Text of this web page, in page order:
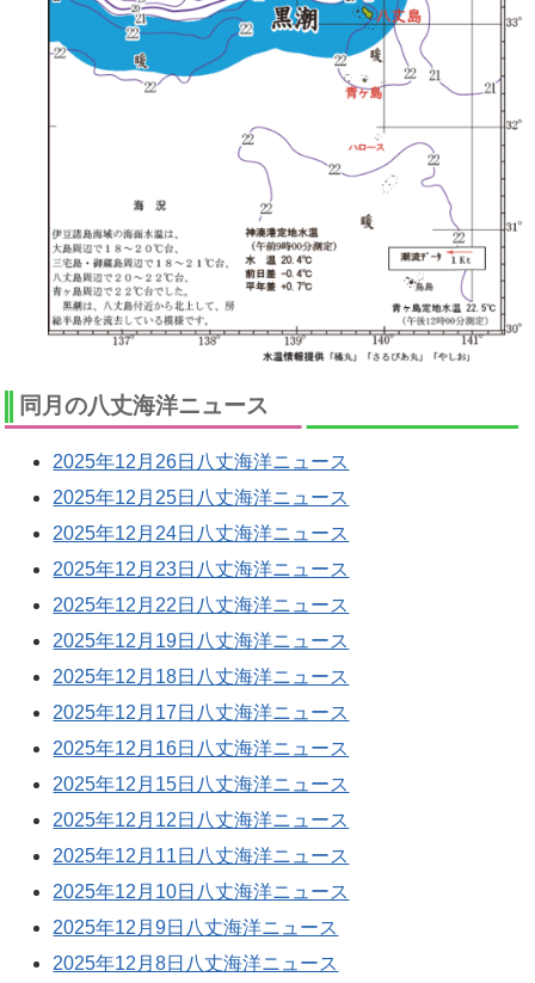
同月の八丈海洋ニュース
2025年12月26日八丈海洋ニュース
2025年12月25日八丈海洋ニュース
2025年12月24日八丈海洋ニュース
2025年12月23日八丈海洋ニュース
2025年12月22日八丈海洋ニュース
2025年12月19日八丈海洋ニュース
2025年12月18日八丈海洋ニュース
2025年12月17日八丈海洋ニュース
2025年12月16日八丈海洋ニュース
2025年12月15日八丈海洋ニュース
2025年12月12日八丈海洋ニュース
2025年12月11日八丈海洋ニュース
2025年12月10日八丈海洋ニュース
2025年12月9日八丈海洋ニュース
2025年12月8日八丈海洋ニュース